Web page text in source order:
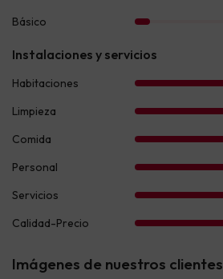
Imágenes de nuestros clientes